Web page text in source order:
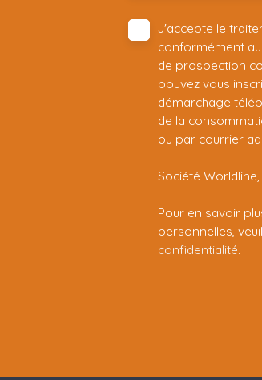
J'accepte le
conformément
de prospection
pouvez vous
démarchage
de la
ou par courrier
Société Worldline,
Pour en savoir
personnelles,
confidentialité.